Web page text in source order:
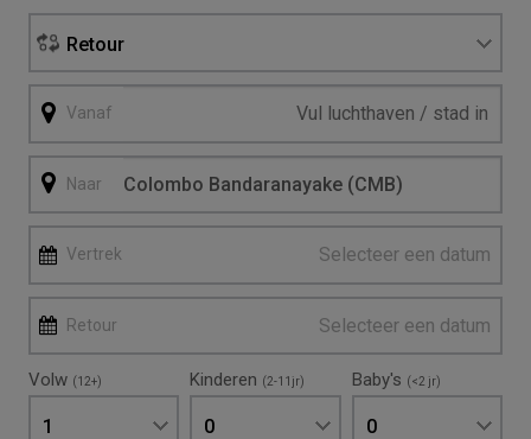
Retour
Vanaf
Naar
Vertrek Selecteer een datum
Retour Selecteer een datum
Volw (12+)
1
Kinderen (2-11jr)
0
Baby's (<2 jr)
0